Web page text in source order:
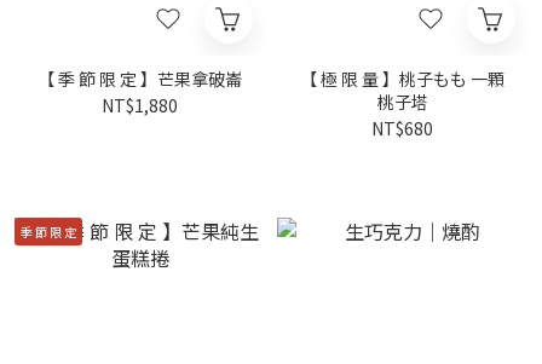
【 季 節 限 定 】芒果拿破崙
NT$1,880
【 極 限 量 】桃子もも 一顆
桃子塔
NT$680
季 節 限 定